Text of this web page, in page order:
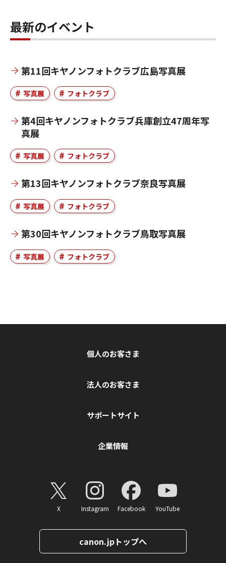
最新のイベント
第11回キヤノンフォトクラブ広島写真展
写真展 フォトクラブ
第4回キヤノンフォトクラブ兵庫創立47周年写
真展
写真展 フォトクラブ
第13回キヤノンフォトクラブ奈良写真展
写真展 フォトクラブ
第30回キヤノンフォトクラブ鳥取写真展
写真展 フォトクラブ
個人のお客さま
法人のお客さま
サポートサイト
企業情報
X Instagram Facebook YouTube
canon.jpトップへ